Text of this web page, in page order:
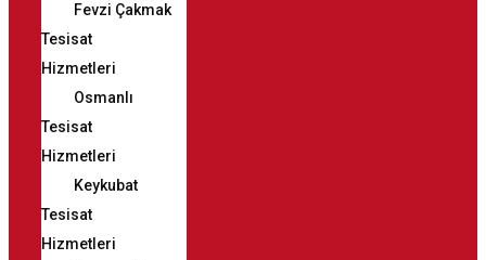
Fevzi Çakmak
Tesisat
Hizmetleri
Osmanlı
Tesisat
Hizmetleri
Keykubat
Tesisat
Hizmetleri